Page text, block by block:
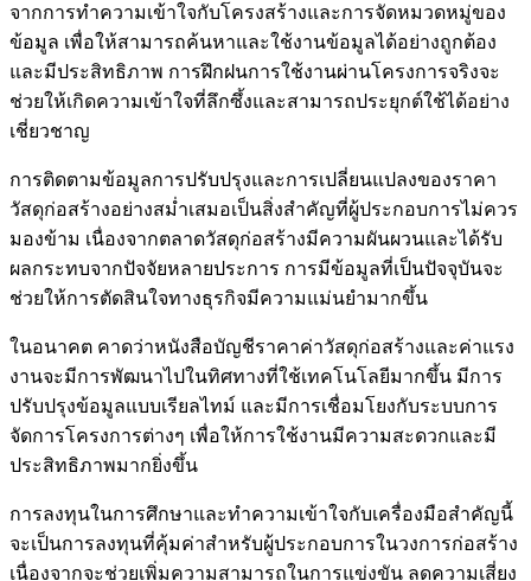
จากการทำความเข้าใจกับโครงสร้างและการจัดหมวดหมู่ของ
ข้อมูล เพื่อให้สามารถค้นหาและใช้งานข้อมูลได้อย่างถูกต้อง
และมีประสิทธิภาพ การฝึกฝนการใช้งานผ่านโครงการจริงจะ
ช่วยให้เกิดความเข้าใจที่ลึกซึ้งและสามารถประยุกต์ใช้ได้อย่าง
เชี่ยวชาญ
การติดตามข้อมูลการปรับปรุงและการเปลี่ยนแปลงของราคา
วัสดุก่อสร้างอย่างสม่ำเสมอเป็นสิ่งสำคัญที่ผู้ประกอบการไม่ควร
มองข้าม เนื่องจากตลาดวัสดุก่อสร้างมีความผันผวนและได้รับ
ผลกระทบจากปัจจัยหลายประการ การมีข้อมูลที่เป็นปัจจุบันจะ
ช่วยให้การตัดสินใจทางธุรกิจมีความแม่นยำมากขึ้น
ในอนาคต คาดว่าหนังสือบัญชีราคาค่าวัสดุก่อสร้างและค่าแรง
งานจะมีการพัฒนาไปในทิศทางที่ใช้เทคโนโลยีมากขึ้น มีการ
ปรับปรุงข้อมูลแบบเรียลไทม์ และมีการเชื่อมโยงกับระบบการ
จัดการโครงการต่างๆ เพื่อให้การใช้งานมีความสะดวกและมี
ประสิทธิภาพมากยิ่งขึ้น
การลงทุนในการศึกษาและทำความเข้าใจกับเครื่องมือสำคัญนี้
จะเป็นการลงทุนที่คุ้มค่าสำหรับผู้ประกอบการในวงการก่อสร้าง
เนื่องจากจะช่วยเพิ่มความสามารถในการแข่งขัน ลดความเสี่ยง